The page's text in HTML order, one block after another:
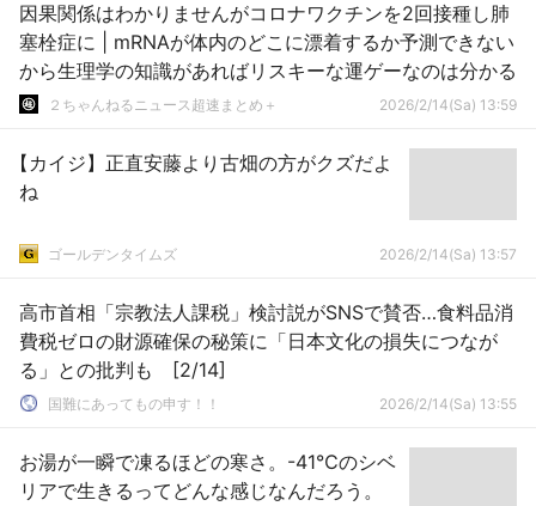
因果関係はわかりませんがコロナワクチンを2回接種し肺
塞栓症に | mRNAが体内のどこに漂着するか予測できない
から生理学の知識があればリスキーな運ゲーなのは分かる
２ちゃんねるニュース超速まとめ＋ 2026/2/14(Sa) 13:59
【カイジ】正直安藤より古畑の方がクズだよ
ね
ゴールデンタイムズ 2026/2/14(Sa) 13:57
高市首相「宗教法人課税」検討説がSNSで賛否…食料品消
費税ゼロの財源確保の秘策に「日本文化の損失につなが
る」との批判も [2/14]
国難にあってもの申す！！ 2026/2/14(Sa) 13:55
お湯が一瞬で凍るほどの寒さ。-41℃のシベ
リアで生きるってどんな感じなんだろう。